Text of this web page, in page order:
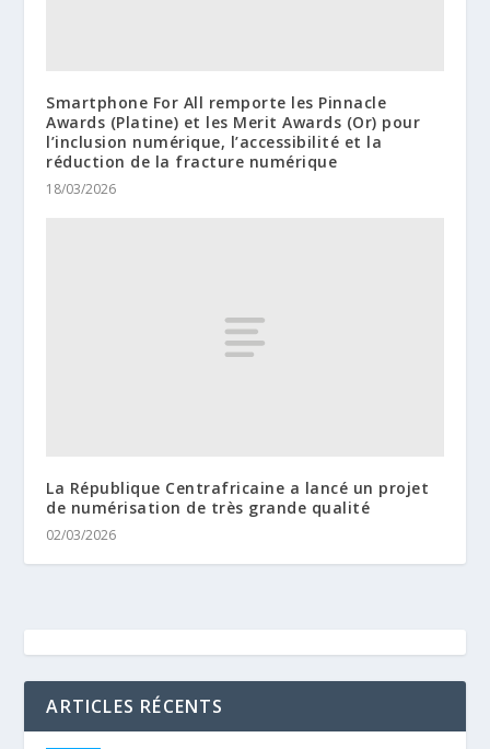
Smartphone For All remporte les Pinnacle
Awards (Platine) et les Merit Awards (Or) pour
l’inclusion numérique, l’accessibilité et la
réduction de la fracture numérique
18/03/2026
La République Centrafricaine a lancé un projet
de numérisation de très grande qualité
02/03/2026
ARTICLES RÉCENTS